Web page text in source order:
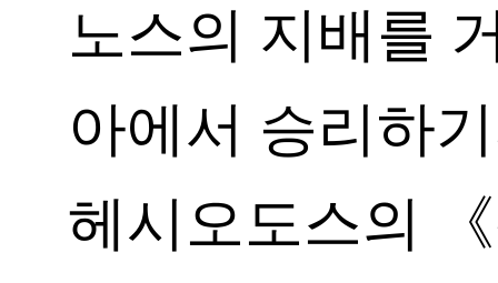
노스의 지배를
아에서 승리하
헤시오도스의